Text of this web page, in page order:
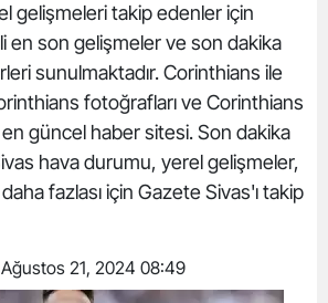
gelişmeleri takip edenler için
en son gelişmeler ve son dakika
sunulmaktadır. Corinthians ile
fotoğrafları ve Corinthians
en güncel haber sitesi. Son dakika
hava durumu, yerel gelişmeler,
fazlası için Gazete Sivas'ı takip
Ağustos 21, 2024 08:49